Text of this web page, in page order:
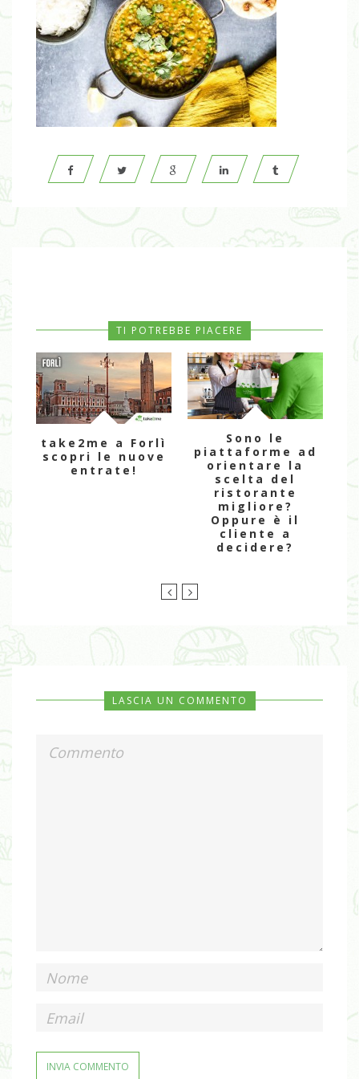
TI POTREBBE PIACERE
take2me a Forlì
scopri le nuove
entrate!
Sono le
piattaforme ad
orientare la
scelta del
ristorante
migliore?
Oppure è il
cliente a
decidere?
LASCIA UN COMMENTO